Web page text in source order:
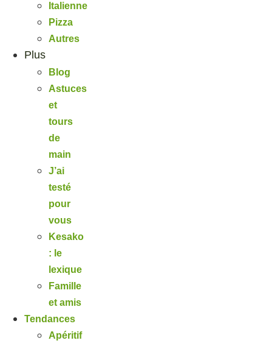
Italienne
Pizza
Autres
Plus
Blog
Astuces
et
tours
de
main
J’ai
testé
pour
vous
Kesako
: le
lexique
Famille
et amis
Tendances
Apéritif